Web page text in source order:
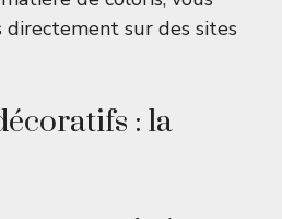
directement sur des sites
: la